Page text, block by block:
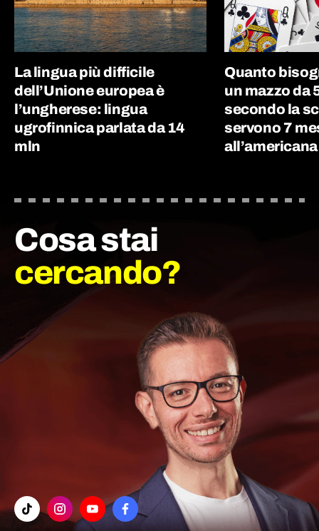
La lingua più difficile
dell’Unione europea è
l’ungherese: lingua
ugrofinnica parlata da 14
mln
Quanto
un mazzo da
secondo la
servono 7
all’americana
Cosa stai
cercando?